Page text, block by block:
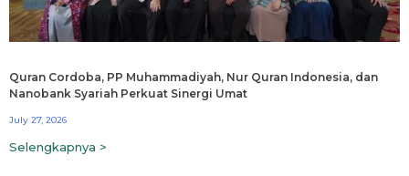
Quran Cordoba, PP Muhammadiyah, Nur Quran Indonesia, dan
Nanobank Syariah Perkuat Sinergi Umat
July 27, 2026
Selengkapnya >